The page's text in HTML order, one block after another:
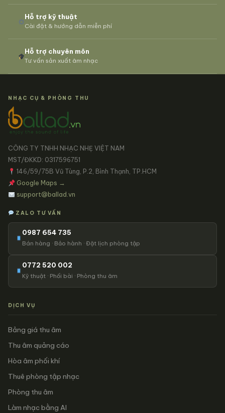
Hỗ trợ kỹ thuật
Cài đặt & hướng dẫn miễn phí
Hỗ trợ chuyên môn
Tư vấn sản xuất âm nhạc
NHẠC CỤ & PHÒNG THU
CÔNG TY TNHH NHẠC NHẸ VIỆT NAM
MST/ĐKKD: 0317596751
146/59/75B Vũ Tùng, P.2, Bình Thạnh, TP.HCM
Google Maps →
support@ballad.vn
ZALO TƯ VẤN
0987 654 735
Bán hàng · Bảo hành · Đặt lịch phòng tập
0772 520 002
Kỹ thuật · Phối bài · Phòng thu âm
DỊCH VỤ
Bảng giá thu âm
Thu âm quảng cáo
Hòa âm phối khí
Thuê phòng tập nhạc
Phòng thu âm
Làm nhạc bằng AI